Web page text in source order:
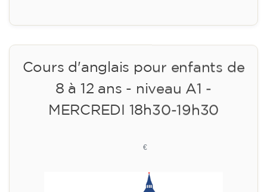
10/09/2026
🏷️ Prix par mensualité : 75 €
✔️ Jusqu'au 31 juillet 2026 : inscription gratuite